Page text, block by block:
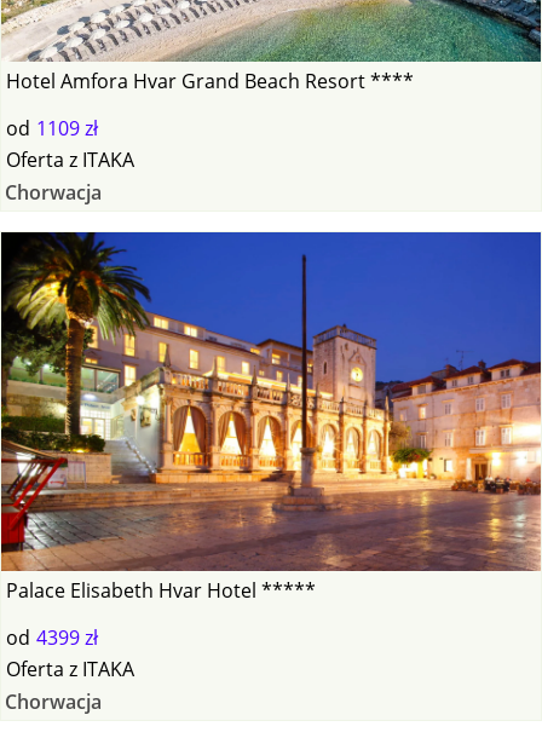
Hotel Amfora Hvar Grand Beach Resort ****
od 1109 zł
Oferta z ITAKA
Chorwacja
Palace Elisabeth Hvar Hotel *****
od 4399 zł
Oferta z ITAKA
Chorwacja